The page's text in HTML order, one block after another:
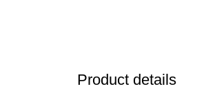
Product details